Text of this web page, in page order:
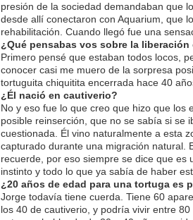
presión de la sociedad demandaban que
desde allí conectaron con Aquarium, que
rehabilitación. Cuando llegó fue una
¿Qué pensabas vos sobre la liberación
Primero pensé que estaban todos locos,
conocer casi me muero de la sorpresa
tortuguita chiquitita encerrada hace 40
¿Él nació en cautiverio?
No y eso fue lo que creo que hizo que los
posible reinserción, que no se sabía si se
cuestionada. Él vino naturalmente a esta
capturado durante una migración natural.
recuerde, por eso siempre se dice que es
instinto y todo lo que ya sabía de haber
¿20 años de edad para una tortuga es
Jorge todavía tiene cuerda. Tiene 60
los 40 de cautiverio, y podría vivir entre